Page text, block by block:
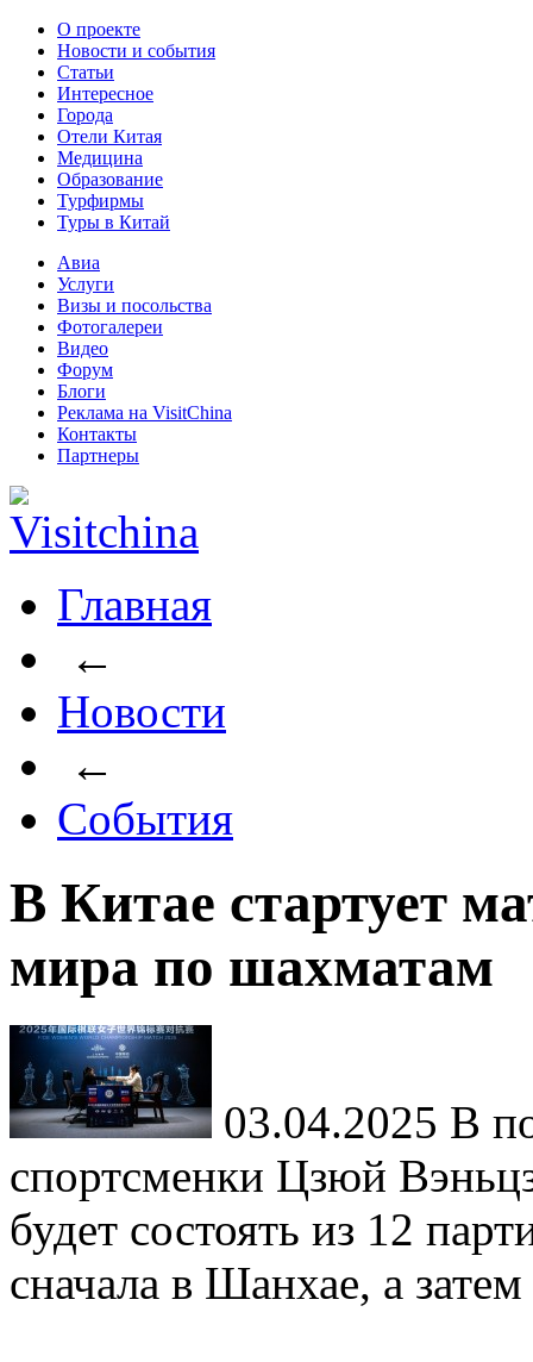
О проекте
Новости и события
Статьи
Интересное
Города
Отели Китая
Медицина
Образование
Турфирмы
Туры в Китай
Авиа
Услуги
Визы и посольства
Фотогалереи
Видео
Форум
Блоги
Реклама на VisitChina
Контакты
Партнеры
Главная
←
Новости
←
События
В Китае стартует
мира по шахматам
03.04.2025 В
спортсменки Цзюй
будет состоять из 12
сначала в Шанхае, а